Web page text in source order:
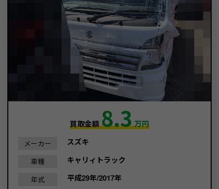
買取金額8.3万円
メーカー スズキ
車種 キャリィトラック
年式 平成29年/2017年